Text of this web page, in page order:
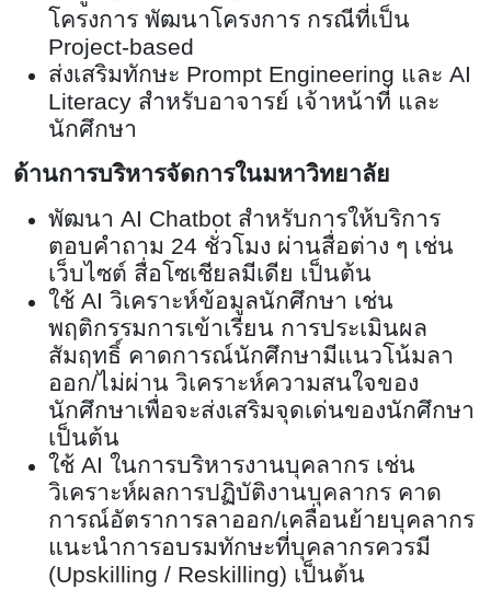
โครงการ พัฒนาโครงการ กรณีที่เป็น
Project-based
ส่งเสริมทักษะ Prompt Engineering และ AI
Literacy สำหรับอาจารย์ เจ้าหน้าที่ และ
นักศึกษา
ด้านการบริหารจัดการในมหาวิทยาลัย
พัฒนา AI Chatbot สำหรับการให้บริการ
ตอบคำถาม 24 ชั่วโมง ผ่านสื่อต่าง ๆ เช่น
เว็บไซต์ สื่อโซเชียลมีเดีย เป็นต้น
ใช้ AI วิเคราะห์ข้อมูลนักศึกษา เช่น
พฤติกรรมการเข้าเรียน การประเมินผล
สัมฤทธิ์ คาดการณ์นักศึกษามีแนวโน้มลา
ออก/ไม่ผ่าน วิเคราะห์ความสนใจของ
นักศึกษาเพื่อจะส่งเสริมจุดเด่นของนักศึกษา
เป็นต้น
ใช้ AI ในการบริหารงานบุคลากร เช่น
วิเคราะห์ผลการปฏิบัติงานบุคลากร คาด
การณ์อัตราการลาออก/เคลื่อนย้ายบุคลากร
แนะนำการอบรมทักษะที่บุคลากรควรมี
(Upskilling / Reskilling) เป็นต้น